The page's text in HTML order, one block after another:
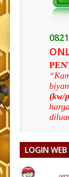
(kw/
LOGIN